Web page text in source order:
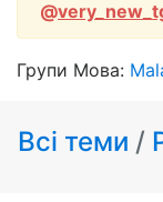
@
Групи Мова:
Всі теми /